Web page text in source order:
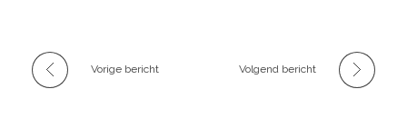
Vorige bericht Volgend bericht